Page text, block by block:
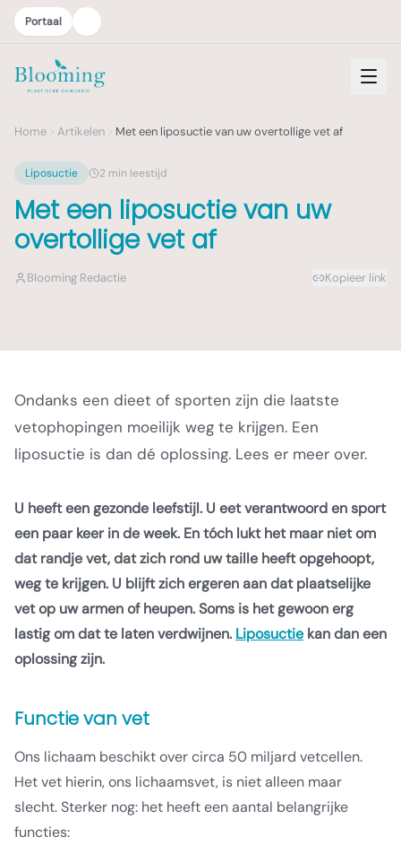
Portaal
Home Artikelen Met een liposuctie van uw overtollige vet af
Liposuctie 2 min leestijd
Met een liposuctie van uw
overtollige vet af
Blooming Redactie Kopieer link
Ondanks een dieet of sporten zijn die laatste
vetophopingen moeilijk weg te krijgen. Een
liposuctie is dan dé oplossing. Lees er meer over.
U heeft een gezonde leefstijl. U eet verantwoord en sport
een paar keer in de week. En tóch lukt het maar niet om
dat randje vet, dat zich rond uw taille heeft opgehoopt,
weg te krijgen. U blijft zich ergeren aan dat plaatselijke
vet op uw armen of heupen. Soms is het gewoon erg
lastig om dat te laten verdwijnen. Liposuctie kan dan een
oplossing zijn.
Functie van vet
Ons lichaam beschikt over circa 50 miljard vetcellen.
Het vet hierin, ons lichaamsvet, is niet alleen maar
slecht. Sterker nog: het heeft een aantal belangrijke
functies: